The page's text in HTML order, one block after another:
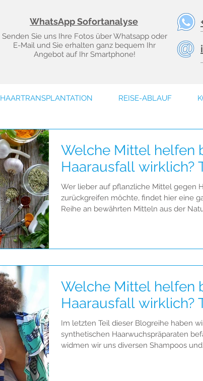
Senden Sie uns Ihre Fotos über Whatsapp oder
E-Mail und Sie erhalten ganz bequem Ihr
Angebot auf Ihr Smartphone!
WhatsApp Sofortanalyse
HAARTRANSPLANTATION REISE-ABLAUF
Welche Mittel helfen
Haarausfall wirklich?
Wer lieber auf pflanzliche Mittel gegen
zurückgreifen möchte, findet hier eine
Reihe an bewährten Mitteln aus der
Welche Mittel helfen
Haarausfall wirklich?
Im letzten Teil dieser Blogreihe haben
synthetischen Haarwuchspräparaten
widmen wir uns diversen Shampoos